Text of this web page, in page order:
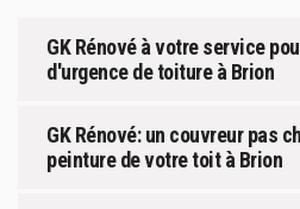
GK Rénové à votre service
d'urgence de toiture à Brion
GK Rénové: un couvreur pas
peinture de votre toit à Brion